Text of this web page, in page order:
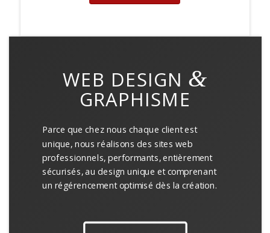
WEB DESIGN &
GRAPHISME
Parce que chez nous chaque client est
unique, nous réalisons des sites web
professionnels, performants, entièrement
sécurisés, au design unique et comprenant
un régérencement optimisé dès la création.